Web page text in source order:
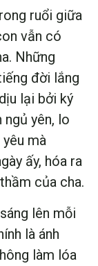
ruổi giữa
vẫn có
Những
đời lắng
lại bởi ký
ngủ yên, lo
mà
ấy, hóa ra
của cha.
lên mỗi
là ánh
làm lóa